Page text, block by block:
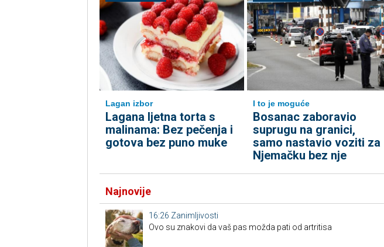
Lagan izbor
Lagana ljetna torta s
malinama: Bez pečenja i
gotova bez puno muke
I to je moguće
Bosanac zaboravio
suprugu na granici,
samo nastavio voziti za
Njemačku bez nje
Najnovije
16:26 Zanimljivosti
Ovo su znakovi da vaš pas možda pati od artritisa